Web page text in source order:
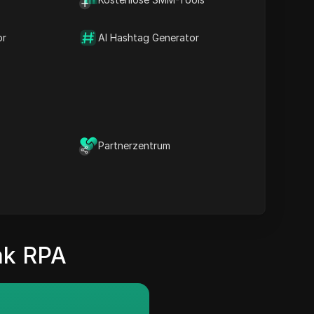
AI Hashtag Generator
Partnerzentrum
search for keywords, find
stream, watch and randomly
RPA